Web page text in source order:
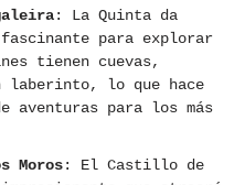
: La Quinta da
para explorar
tienen cuevas,
laberinto, lo que hace
aventuras para los más
Moros: El Castillo de